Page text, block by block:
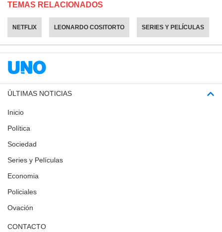
TEMAS RELACIONADOS
NETFLIX LEONARDO COSITORTO SERIES Y PELÍCULAS
ÚLTIMAS NOTICIAS
Inicio
Política
Sociedad
Series y Películas
Economia
Policiales
Ovación
CONTACTO